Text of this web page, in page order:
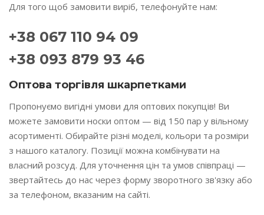
Для того щоб замовити виріб, телефонуйте нам:
+38 067 110 94 09
+38 093 879 93 46
Оптова торгівля шкарпетками
Пропонуємо вигідні умови для оптових покупців! Ви
можете замовити носки оптом — від 150 пар у вільному
асортименті. Обирайте різні моделі, кольори та розміри
з нашого каталогу. Позиції можна комбінувати на
власний розсуд. Для уточнення цін та умов співпраці —
звертайтесь до нас через форму зворотного зв'язку або
за телефоном, вказаним на сайті.